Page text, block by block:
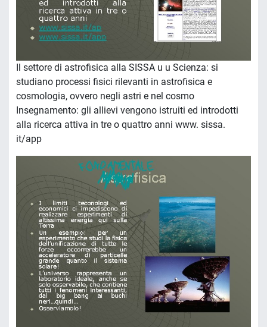
Il settore di astrofisica alla SISSA u u Scienza: si
studiano processi fisici rilevanti in astrofisica e
cosmologia, ovvero negli astri e nel cosmo
Insegnamento: gli allievi vengono istruiti ed introdotti
alla ricerca attiva in tre o quattro anni www. sissa.
it/app